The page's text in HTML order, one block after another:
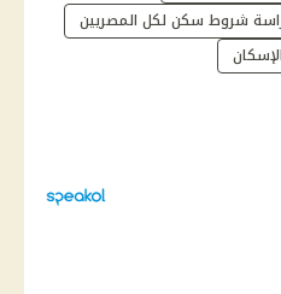
شروط سكن لكل المصريين